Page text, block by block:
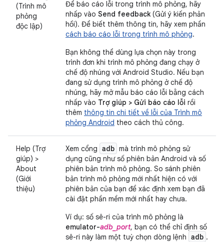
(Trình mô
phỏng
độc lập)
Để báo cáo lỗi trong trình mô phỏng, hãy
nhấp vào Send feedback (Gửi ý kiến phản
hồi). Để biết thêm thông tin, hãy xem phần
cách báo cáo lỗi trong trình mô phỏng.
Bạn không thể dùng lựa chọn này trong
trình đơn khi trình mô phỏng đang chạy ở
chế độ nhúng với Android Studio. Nếu bạn
đang sử dụng trình mô phỏng ở chế độ
nhúng, hãy mở mẫu báo cáo lỗi bằng cách
nhấp vào Trợ giúp > Gửi báo cáo lỗi rồi
thêm thông tin chi tiết về lỗi của Trình mô
phỏng Android theo cách thủ công.
Help (Trợ
giúp) >
About
(Giới
thiệu)
Xem cổng adb mà trình mô phỏng sử
dụng cũng như số phiên bản Android và số
phiên bản trình mô phỏng. So sánh phiên
bản trình mô phỏng mới nhất hiện có với
phiên bản của bạn để xác định xem bạn đã
cài đặt phần mềm mới nhất hay chưa.
Ví dụ: số sê-ri của trình mô phỏng là
emulator-adb_port, bạn có thể chỉ định số
sê-ri này làm một tuỳ chọn dòng lệnh adb .